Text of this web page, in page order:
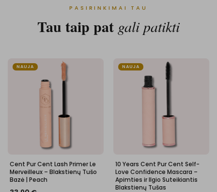
PASIRINKIMAI TAU
Tau taip pat gali patikti
NAUJA
Cent Pur Cent Lash Primer Le
Merveilleux – Blakstienų Tušo
Bazė | Peach
NAUJA
10 Years Cent Pur Cent Self-
Love Confidence Mascara –
Apimties ir Ilgio Suteikiantis
Blakstienų Tušas